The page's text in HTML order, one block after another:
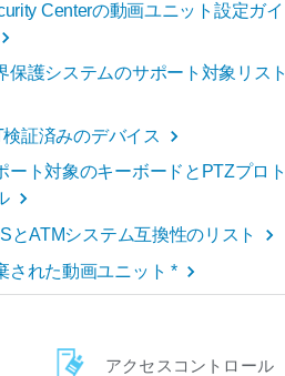
Centerの動画ユニット設定ガイ
保護システムのサポート対象リスト
検証済みのデバイス
ート対象のキーボードとPTZプロト
とATMシステム互換性のリスト
された動画ユニット *
アクセスコントロール